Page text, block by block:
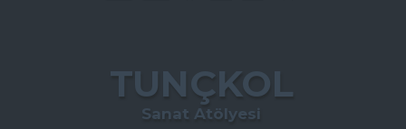
TUNÇKOL
Sanat Atölyesi